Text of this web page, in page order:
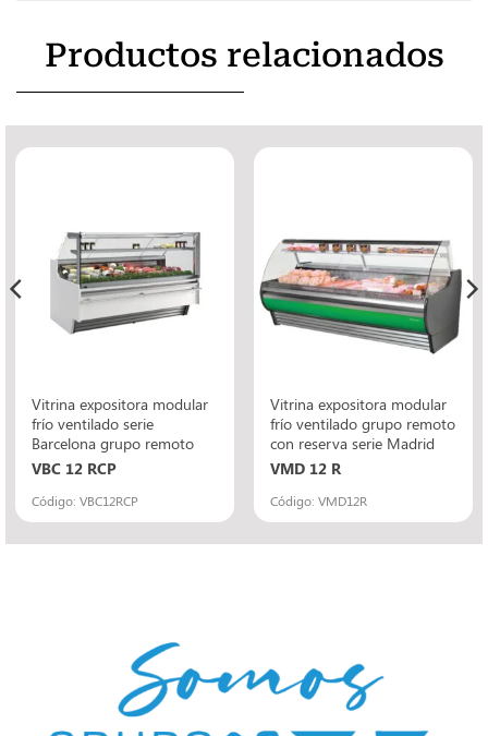
Productos relacionados
Vitrina expositora modular
frío ventilado serie
Barcelona grupo remoto
VBC 12 RCP
Código: VBC12RCP
Vitrina expositora modular
frío ventilado grupo remoto
con reserva serie Madrid
VMD 12 R
Código: VMD12R